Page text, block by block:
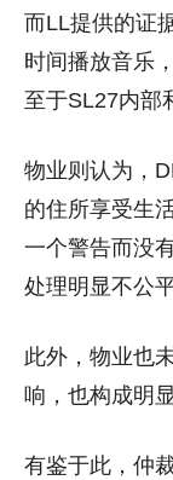
而LL提供的证
时间播放音乐
至于SL27内部
物业则认为，
的住所享受生
一个警告而没
处理明显不公平
此外，物业也
响，也构成明
有鉴于此，仲